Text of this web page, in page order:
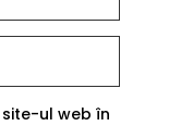
ul web în